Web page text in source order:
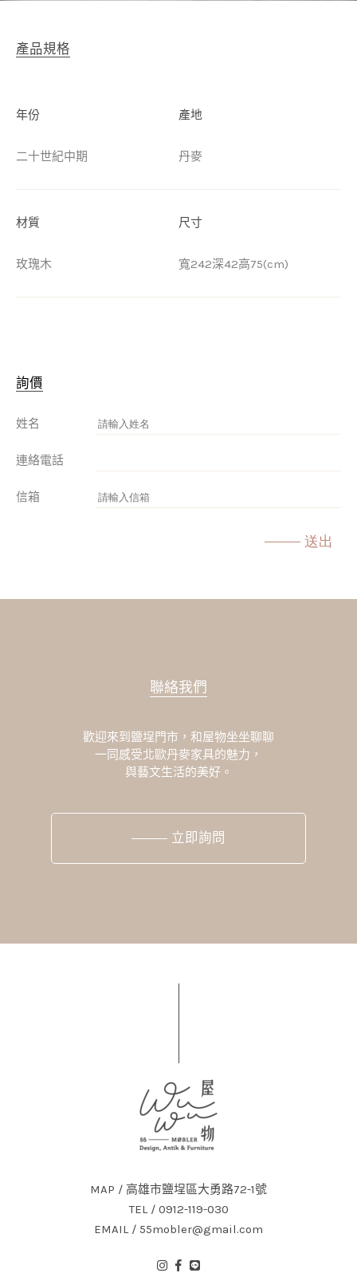
產品規格
年份
二十世紀中期
產地
丹麥
材質
玫瑰木
尺寸
寬242深42高75(cm)
詢價
姓名
連絡電話
信箱
送出
聯絡我們
歡迎來到鹽埕門市，和屋物坐坐聊聊
一同感受北歐丹麥家具的魅力，
與藝文生活的美好。
立即詢問
MAP / 高雄市鹽埕區大勇路72-1號
TEL / 0912-119-030
EMAIL / 55mobler@gmail.com